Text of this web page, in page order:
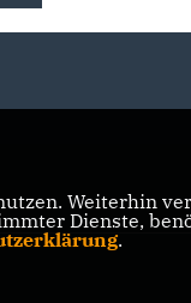
Weiterhin
Dienste,
.